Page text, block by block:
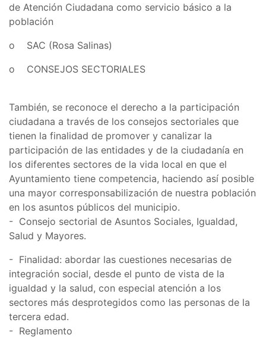
de Atención Ciudadana como servicio básico a la
población
o SAC (Rosa Salinas)
o CONSEJOS SECTORIALES
También, se reconoce el derecho a la participación
ciudadana a través de los consejos sectoriales que
tienen la finalidad de promover y canalizar la
participación de las entidades y de la ciudadanía en
los diferentes sectores de la vida local en que el
Ayuntamiento tiene competencia, haciendo así posible
una mayor corresponsabilización de nuestra población
en los asuntos públicos del municipio.
- Consejo sectorial de Asuntos Sociales, Igualdad,
Salud y Mayores.
- Finalidad: abordar las cuestiones necesarias de
integración social, desde el punto de vista de la
igualdad y la salud, con especial atención a los
sectores más desprotegidos como las personas de la
tercera edad.
- Reglamento